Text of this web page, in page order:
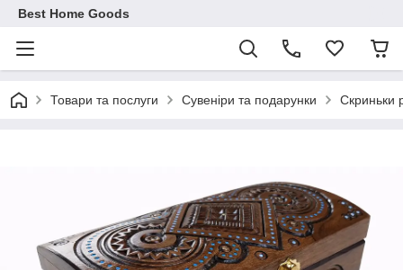
Best Home Goods
Товари та послуги Сувеніри та подарунки Скриньки